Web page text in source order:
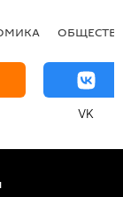
VK